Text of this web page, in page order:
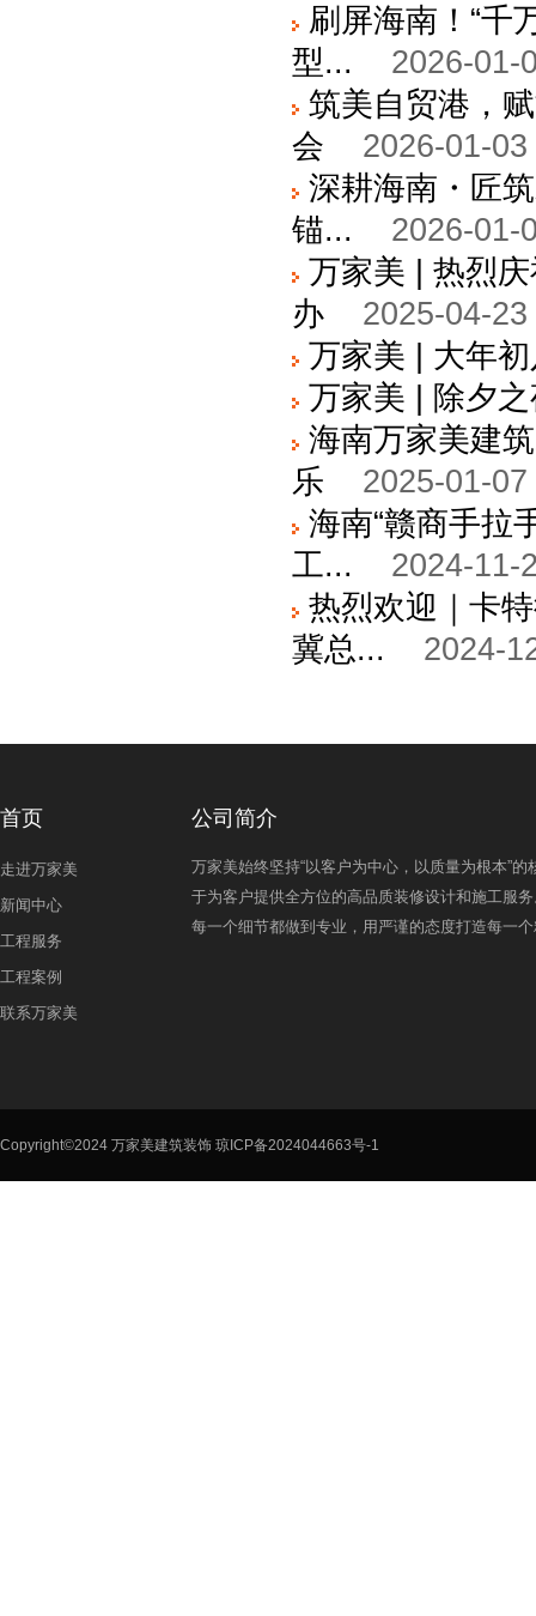
刷屏海南！“千
型...
2026-01-
筑美自贸港，
会
2026-01-
深耕海南・匠
锚...
2026-01-
万家美 | 热烈
办
2025-04-
万家美 | 大年
万家美 | 除夕
海南万家美建
乐
2025-01-
海南“赣商手拉
工...
2024-11-
热烈欢迎｜卡
冀总...
2024-
首页
走进万家美
新闻中心
工程服务
工程案例
联系万家美
公司简介
万家美始终坚持“以客户为中心，以质量为根本”的
于为客户提供全方位的高品质装修设计和施工服
每一个细节都做到专业，用严谨的态度打造每一
Copyright©2024 万家美建筑装饰 琼ICP备2024044663号-1